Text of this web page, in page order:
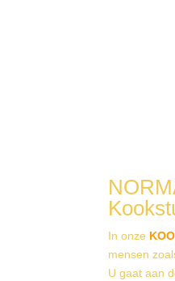
In onze
mensen
U gaat aan